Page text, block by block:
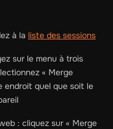
à la liste des sessions
sur le menu à trois
« Merge
endroit quel que soit le
: cliquez sur « Merge